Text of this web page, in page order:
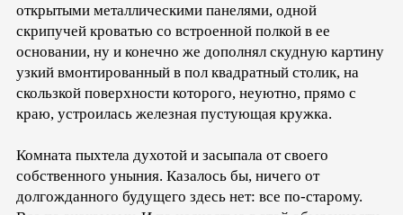
открытыми металлическими панелями, одной
скрипучей кроватью со встроенной полкой в ее
основании, ну и конечно же дополнял скудную картину
узкий вмонтированный в пол квадратный столик, на
скользкой поверхности которого, неуютно, прямо с
краю, устроилась железная пустующая кружка.
Комната пыхтела духотой и засыпала от своего
собственного уныния. Казалось бы, ничего от
долгожданного будущего здесь нет: все по-старому.